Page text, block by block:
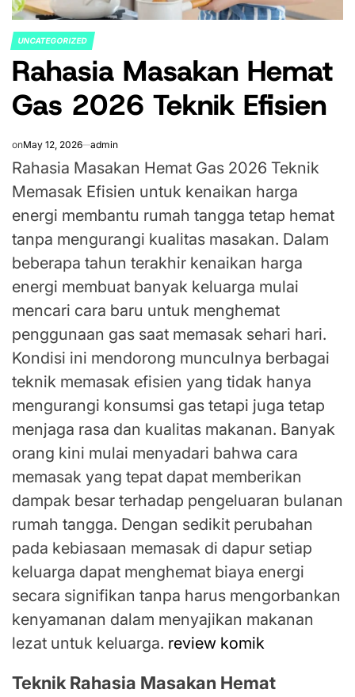
POSTED
IN
UNCATEGORIZED
Rahasia Masakan Hemat
Gas 2026 Teknik Efisien
onMay 12, 2026 admin
Rahasia Masakan Hemat Gas 2026 Teknik
Memasak Efisien untuk kenaikan harga
energi membantu rumah tangga tetap hemat
tanpa mengurangi kualitas masakan. Dalam
beberapa tahun terakhir kenaikan harga
energi membuat banyak keluarga mulai
mencari cara baru untuk menghemat
penggunaan gas saat memasak sehari hari.
Kondisi ini mendorong munculnya berbagai
teknik memasak efisien yang tidak hanya
mengurangi konsumsi gas tetapi juga tetap
menjaga rasa dan kualitas makanan. Banyak
orang kini mulai menyadari bahwa cara
memasak yang tepat dapat memberikan
dampak besar terhadap pengeluaran bulanan
rumah tangga. Dengan sedikit perubahan
pada kebiasaan memasak di dapur setiap
keluarga dapat menghemat biaya energi
secara signifikan tanpa harus mengorbankan
kenyamanan dalam menyajikan makanan
lezat untuk keluarga. review komik
Teknik Rahasia Masakan Hemat